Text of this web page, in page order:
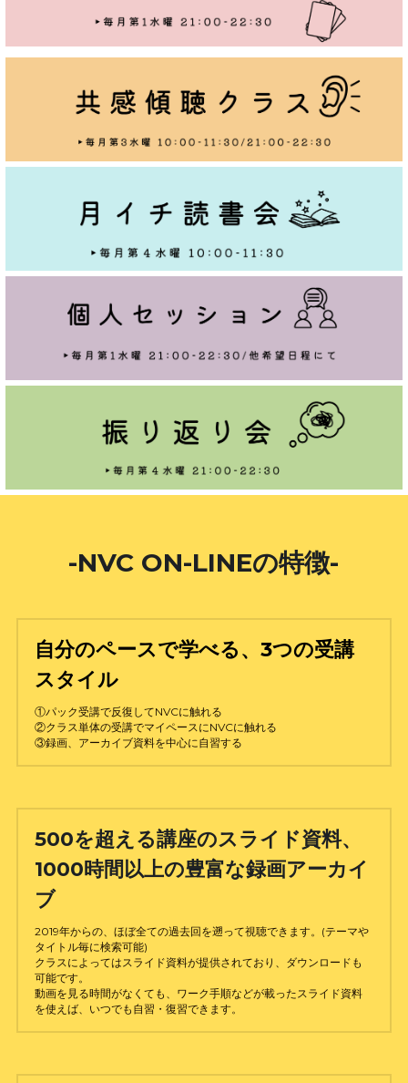
-NVC ON-LINEの特徴-
自分のペースで学べる、3つの受講
スタイル
①パック受講で反復してNVCに触れる
②クラス単体の受講でマイペースにNVCに触れる
③録画、アーカイブ資料を中心に自習する
500を超える講座のスライド資料、
1000時間以上の豊富な録画アーカイ
ブ
2019年からの、ほぼ全ての過去回を遡って視聴できます。(テーマや
タイトル毎に検索可能)
クラスによってはスライド資料が提供されており、ダウンロードも
可能です。
動画を見る時間がなくても、ワーク手順などが載ったスライド資料
を使えば、いつでも自習・復習できます。